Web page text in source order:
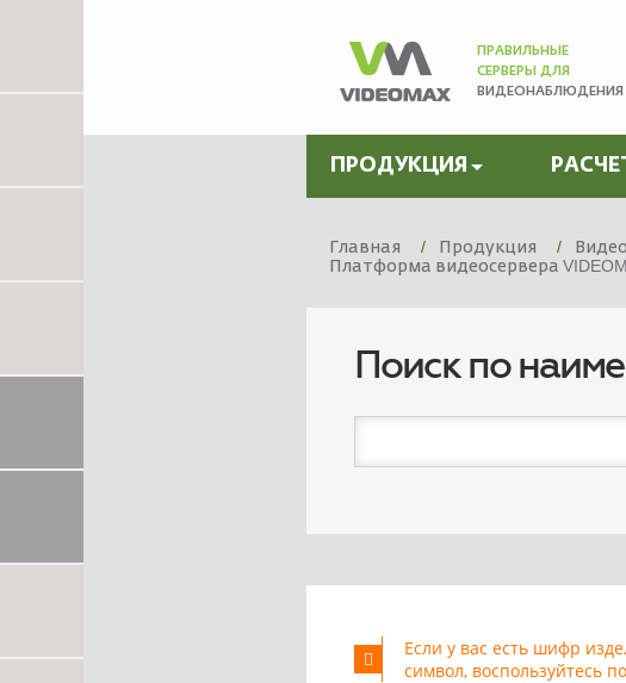
ПРАВИЛЬНЫЕ
СЕРВЕРЫ ДЛЯ
ВИДЕОНАБЛЮДЕНИЯ
ПРОДУКЦИЯ
Главная Продукция
Платформа видеосервера
Поиск по
Если у вас есть шифр
символ, воспользуйтесь